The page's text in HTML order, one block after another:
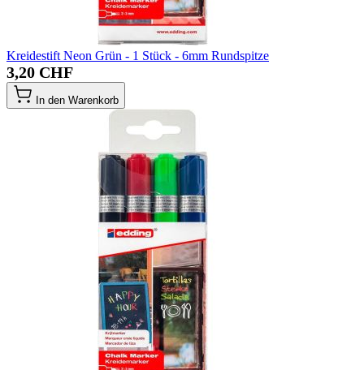
Kreidestift Neon Grün - 1 Stück - 6mm Rundspitze
3,20 CHF
In den Warenkorb